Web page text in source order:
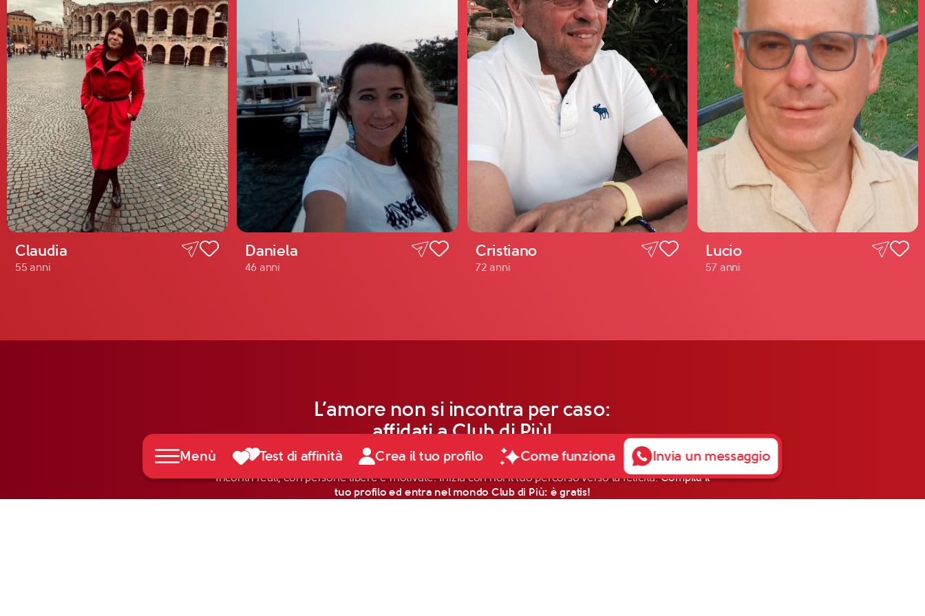
Menù Test di affinità Crea il tuo profilo Come funziona Invia un messaggio
Claudia
55 anni
Daniela
46 anni
Cristiano
72 anni
Lucio
57 anni
L’amore non si incontra per caso:
affidati a Club di Più!
Incontri reali, con persone libere e motivate. Inizia con noi il tuo percorso verso la felicità.Compila il
tuo profilo ed entra nel mondo Club di Più: è gratis!